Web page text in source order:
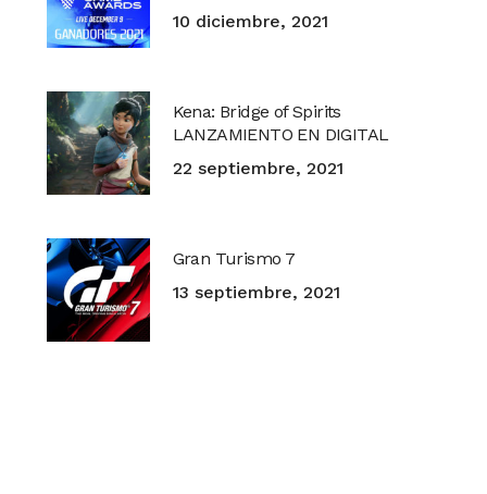
10 diciembre, 2021
Kena: Bridge of Spirits
LANZAMIENTO EN DIGITAL
22 septiembre, 2021
Gran Turismo 7
13 septiembre, 2021